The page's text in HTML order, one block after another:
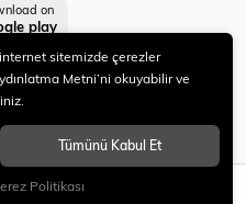
EKLE
on
play
hakları saklıdır.
sitemizde çerezler
Metni’ni okuyabilir ve
Tümünü Kabul Et
Politikası